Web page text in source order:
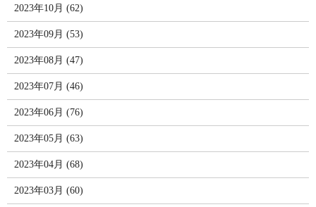
2023年10月 (62)
2023年09月 (53)
2023年08月 (47)
2023年07月 (46)
2023年06月 (76)
2023年05月 (63)
2023年04月 (68)
2023年03月 (60)